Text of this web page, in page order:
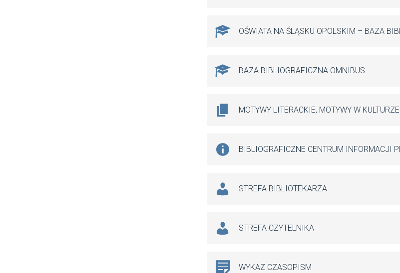
OŚWIATA NA ŚLĄSKU OPOLSKIM – BAZA
BAZA BIBLIOGRAFICZNA OMNIBUS
MOTYWY LITERACKIE, MOTYWY W KULTURZE
BIBLIOGRAFICZNE CENTRUM INFORMACJI
STREFA BIBLIOTEKARZA
STREFA CZYTELNIKA
WYKAZ CZASOPISM